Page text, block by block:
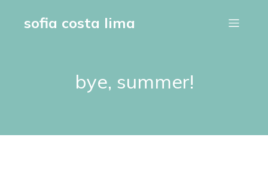
sofia costa lima
bye, summer!